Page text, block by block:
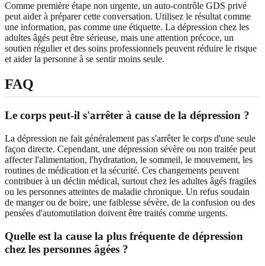
Comme première étape non urgente, un auto-contrôle GDS privé
peut aider à préparer cette conversation. Utilisez le résultat comme
une information, pas comme une étiquette. La dépression chez les
adultes âgés peut être sérieuse, mais une attention précoce, un
soutien régulier et des soins professionnels peuvent réduire le risque
et aider la personne à se sentir moins seule.
FAQ
Le corps peut-il s'arrêter à cause de la dépression ?
La dépression ne fait généralement pas s'arrêter le corps d'une seule
façon directe. Cependant, une dépression sévère ou non traitée peut
affecter l'alimentation, l'hydratation, le sommeil, le mouvement, les
routines de médication et la sécurité. Ces changements peuvent
contribuer à un déclin médical, surtout chez les adultes âgés fragiles
ou les personnes atteintes de maladie chronique. Un refus soudain
de manger ou de boire, une faiblesse sévère, de la confusion ou des
pensées d'automutilation doivent être traités comme urgents.
Quelle est la cause la plus fréquente de dépression
chez les personnes âgées ?